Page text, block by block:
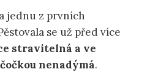
jednu z prvních
se už před více
nenadýmá.